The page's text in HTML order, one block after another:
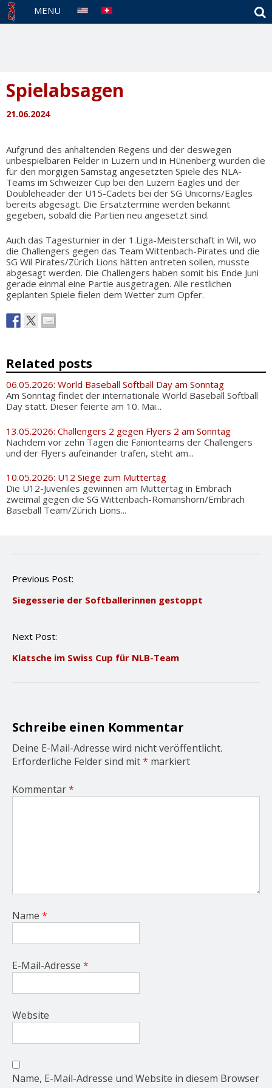
MENU
Spielabsagen
21.06.2024
Aufgrund des anhaltenden Regens und der deswegen
unbespielbaren Felder in Luzern und in Hünenberg wurden die
für den morgigen Samstag angesetzten Spiele des NLA-
Teams im Schweizer Cup bei den Luzern Eagles und der
Doubleheader der U15-Cadets bei der SG Unicorns/Eagles
bereits abgesagt. Die Ersatztermine werden bekannt
gegeben, sobald die Partien neu angesetzt sind.
Auch das Tagesturnier in der 1.Liga-Meisterschaft in Wil, wo
die Challengers gegen das Team Wittenbach-Pirates und die
SG Wil Pirates/Zürich Lions hätten antreten sollen, musste
abgesagt werden. Die Challengers haben somit bis Ende Juni
gerade einmal eine Partie ausgetragen. Alle restlichen
geplanten Spiele fielen dem Wetter zum Opfer.
Related posts
06.05.2026: World Baseball Softball Day am Sonntag
Am Sonntag findet der internationale World Baseball Softball
Day statt. Dieser feierte am 10. Mai...
13.05.2026: Challengers 2 gegen Flyers 2 am Sonntag
Nachdem vor zehn Tagen die Fanionteams der Challengers
und der Flyers aufeinander trafen, steht am...
10.05.2026: U12 Siege zum Muttertag
Die U12-Juveniles gewinnen am Muttertag in Embrach
zweimal gegen die SG Wittenbach-Romanshorn/Embrach
Baseball Team/Zürich Lions...
P
s
a
i
o
n
Previous Post:
Siegesserie der Softballerinnen gestoppt
Next Post:
Klatsche im Swiss Cup für NLB-Team
Schreibe einen Kommentar
Deine E-Mail-Adresse wird nicht veröffentlicht.
Erforderliche Felder sind mit* markiert
Kommentar*
Name *
E-Mail-Adresse *
Website
Name, E-Mail-Adresse und Website in diesem Browser